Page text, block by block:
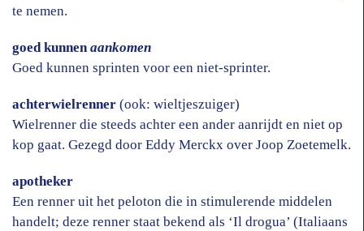
te nemen.
goed kunnenaankomen
Goed kunnen sprinten voor een niet-sprinter.
achterwielrenner (ook: wieltjeszuiger)
Wielrenner die steeds achter een ander aanrijdt en niet op
kop gaat. Gezegd door Eddy Merckx over Joop Zoetemelk.
apotheker
Een renner uit het peloton die in stimulerende middelen
handelt; deze renner staat bekend als ‘Il drogua’ (Italiaans